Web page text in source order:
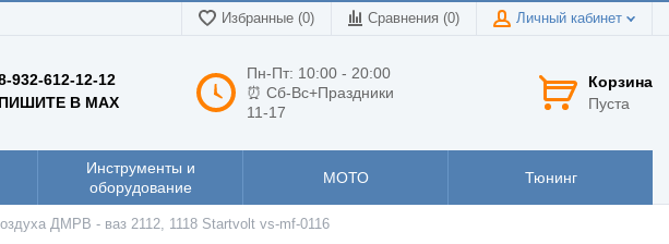
Избранные (0) Сравнения (0) Личный кабинет
932-612-12-12
ПИШИТЕ В MAX
Пн-Пт: 10:00 - 20:00
⏰ Сб-Вс+Праздники
11-17
Корзина
Пуста
Инструменты и
оборудование
МОТО Тюнинг
ДМРВ - ваз 2112, 1118 Startvolt vs-mf-0116